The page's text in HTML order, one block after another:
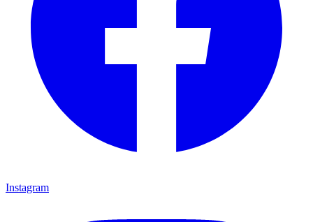
Instagram